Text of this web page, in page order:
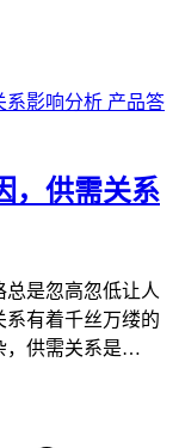
产品答
，供需关系
是忽高忽低让人
有着千丝万缕的
，供需关系是…